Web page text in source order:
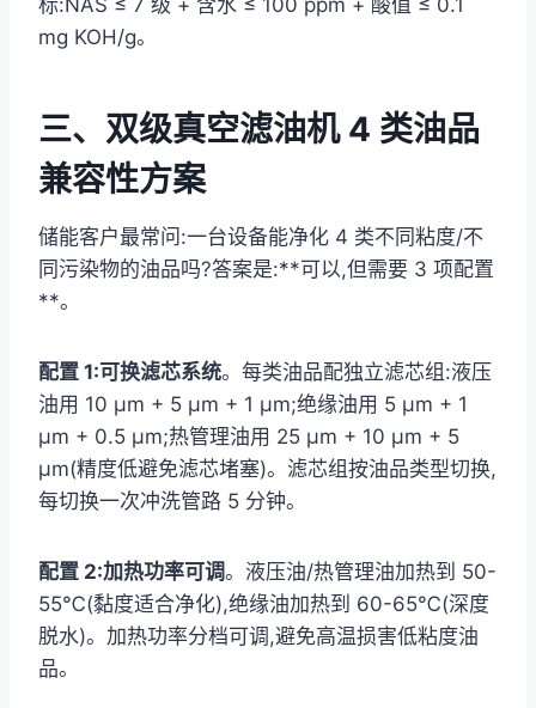
标:NAS ≤ 7 级 + 含水 ≤ 100 ppm + 酸值 ≤ 0.1
mg KOH/g。
三、双级真空滤油机 4 类油品
兼容性方案
储能客户最常问:一台设备能净化 4 类不同粘度/不
同污染物的油品吗?答案是:**可以,但需要 3 项配置
**。
配置 1:可换滤芯系统。每类油品配独立滤芯组:液压
油用 10 μm + 5 μm + 1 μm;绝缘油用 5 μm + 1
μm + 0.5 μm;热管理油用 25 μm + 10 μm + 5
μm(精度低避免滤芯堵塞)。滤芯组按油品类型切换,
每切换一次冲洗管路 5 分钟。
配置 2:加热功率可调。液压油/热管理油加热到 50-
55℃(黏度适合净化),绝缘油加热到 60-65℃(深度
脱水)。加热功率分档可调,避免高温损害低粘度油
品。